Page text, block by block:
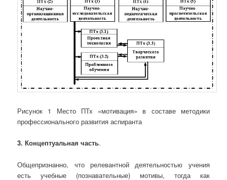
Рисунок 1 Место ПТх «мотивация» в составе методики
профессионального развития аспиранта
3. Концептуальная часть.
Общепризнанно, что релевантной деятельностью учения
есть учебные (познавательные) мотивы, тогда как